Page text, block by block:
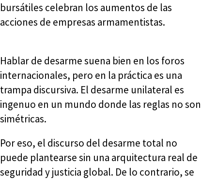
bursátiles celebran los aumentos de las
acciones de empresas armamentistas.
Hablar de desarme suena bien en los foros
internacionales, pero en la práctica es una
trampa discursiva. El desarme unilateral es
ingenuo en un mundo donde las reglas no son
simétricas.
Por eso, el discurso del desarme total no
puede plantearse sin una arquitectura real de
seguridad y justicia global. De lo contrario, se